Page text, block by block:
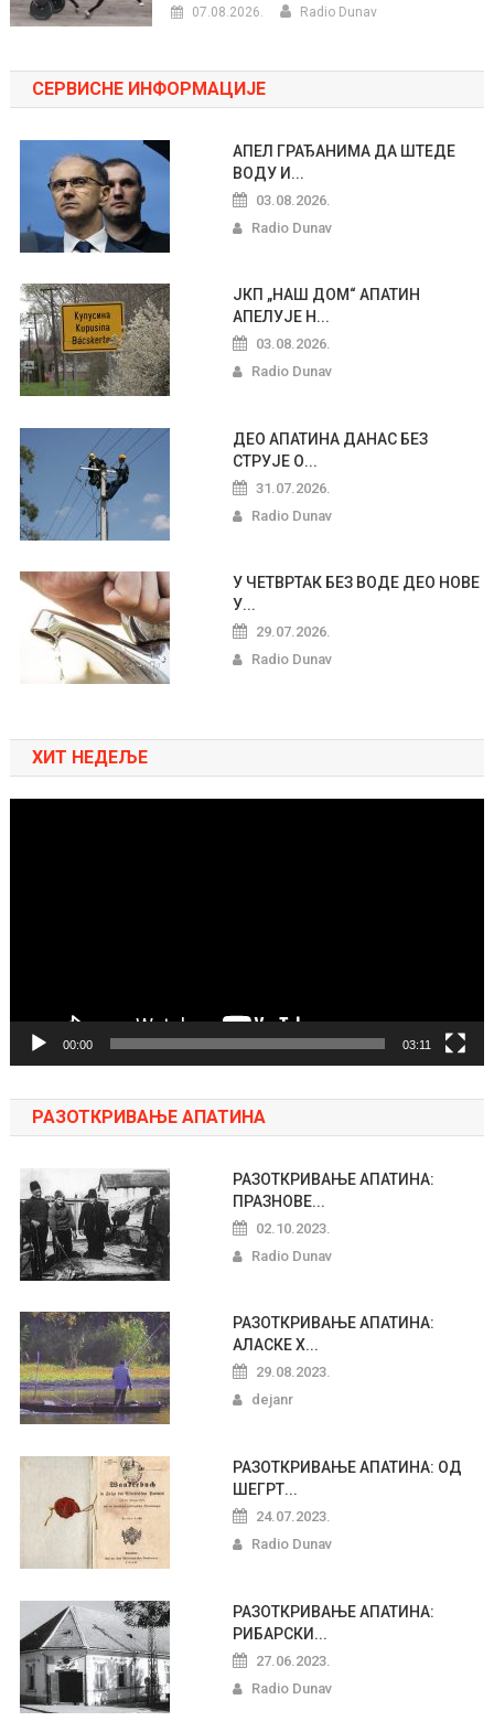
07.08.2026. Radio Dunav
СЕРВИСНЕ ИНФОРМАЦИЈЕ
АПЕЛ ГРАЂАНИМА ДА ШТЕДЕ
ВОДУ И...
03.08.2026.
Radio Dunav
ЈКП „НАШ ДОМ“ АПАТИН
АПЕЛУЈЕ Н...
03.08.2026.
Radio Dunav
ДЕО АПАТИНА ДАНАС БЕЗ
СТРУЈЕ О...
31.07.2026.
Radio Dunav
У ЧЕТВРТАК БЕЗ ВОДЕ ДЕО НОВЕ
У...
29.07.2026.
Radio Dunav
ХИТ НЕДЕЉЕ
00:00 03:11
РАЗОТКРИВАЊЕ АПАТИНА
РАЗОТКРИВАЊЕ АПАТИНА:
ПРАЗНОВЕ...
02.10.2023.
Radio Dunav
РАЗОТКРИВАЊЕ АПАТИНА:
АЛАСКЕ Х...
29.08.2023.
dejanr
РАЗОТКРИВАЊЕ АПАТИНА: ОД
ШЕГРТ...
24.07.2023.
Radio Dunav
РАЗОТКРИВАЊЕ АПАТИНА:
РИБАРСКИ...
27.06.2023.
Radio Dunav